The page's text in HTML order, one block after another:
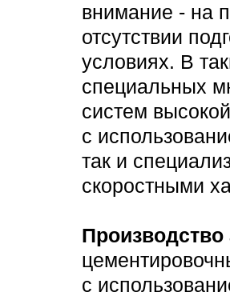
внимание - на
отсутствии
условиях. В
специальных
систем
с
так и
скоростными
с